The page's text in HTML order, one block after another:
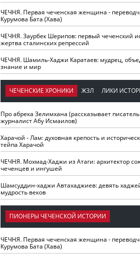
ЧЕЧНЯ. Первая чеченская женщина -
Курумова Бата (Хава)
ЧЕЧНЯ. Заурбек Шерипов: первый чеченский
жертва сталинских репрессий
ЧЕЧНЯ. Шамиль-Хаджи Каратаев: мудрец,
знание и мир
ЧЕЧЕНСКИЕ ХРОНИКИ ЖЗЛ ЛИКИ
Про абрека Зелимхана (рассказывает
журналист Абу Исмаилов)
Харачой - Лам: духовная крепость и
тейпа Харачой
ЧЕЧНЯ. Мохмад-Хаджи из Атаги: архитектор
чеченцев и ингушей
Шамсуддин-хаджи Автахаджиев: девять
мудрость веков
ПИОНЕРЫ ЧЕЧЕНСКОЙ ИСТОРИИ
ЧЕЧНЯ. Первая чеченская женщина -
Курумова Бата (Хава)